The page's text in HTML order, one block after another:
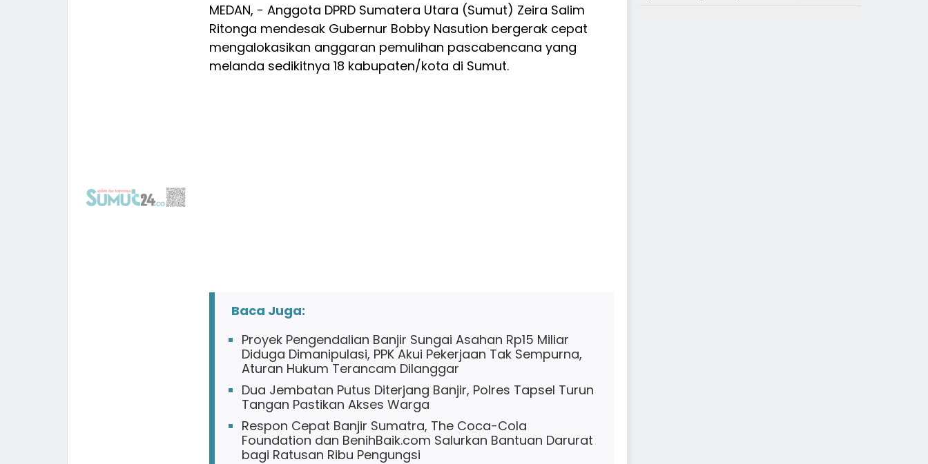
MEDAN, - Anggota DPRD Sumatera Utara (Sumut) Zeira Salim
Ritonga mendesak Gubernur Bobby Nasution bergerak cepat
mengalokasikan anggaran pemulihan pascabencana yang
melanda sedikitnya 18 kabupaten/kota di Sumut.
Baca Juga:
Proyek Pengendalian Banjir Sungai Asahan Rp15 Miliar
Diduga Dimanipulasi, PPK Akui Pekerjaan Tak Sempurna,
Aturan Hukum Terancam Dilanggar
Dua Jembatan Putus Diterjang Banjir, Polres Tapsel Turun
Tangan Pastikan Akses Warga
Respon Cepat Banjir Sumatra, The Coca-Cola
Foundation dan BenihBaik.com Salurkan Bantuan Darurat
bagi Ratusan Ribu Pengungsi